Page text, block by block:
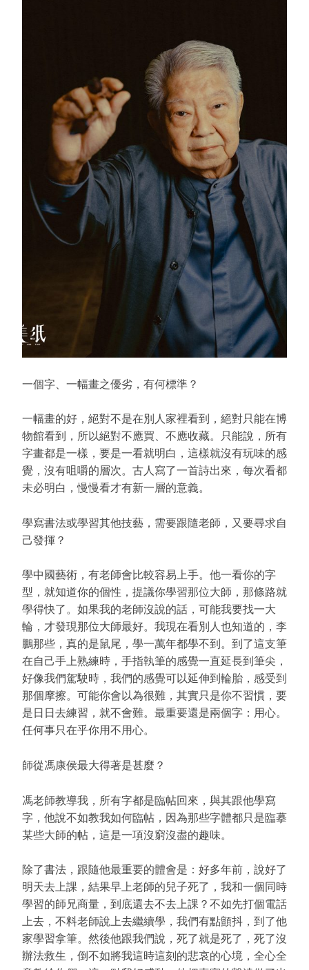
一個字、一幅畫之優劣，有何標準？
一幅畫的好，絕對不是在別人家裡看到，絕對只能在博
物館看到，所以絕對不應買、不應收藏。只能說，所有
字畫都是一樣，要是一看就明白，這樣就沒有玩味的感
覺，沒有咀嚼的層次。古人寫了一首詩出來，每次看都
未必明白，慢慢看才有新一層的意義。
學寫書法或學習其他技藝，需要跟隨老師，又要尋求自
己發揮？
學中國藝術，有老師會比較容易上手。他一看你的字
型，就知道你的個性，提議你學習那位大師，那條路就
學得快了。如果我的老師沒說的話，可能我要找一大
輪，才發現那位大師最好。我現在看別人也知道的，李
鵬那些，真的是鼠尾，學一萬年都學不到。到了這支筆
在自己手上熟練時，手指執筆的感覺一直延長到筆尖，
好像我們駕駛時，我們的感覺可以延伸到輪胎，感受到
那個摩擦。可能你會以為很難，其實只是你不習慣，要
是日日去練習，就不會難。最重要還是兩個字：用心。
任何事只在乎你用不用心。
師從馮康侯最大得著是甚麼？
馮老師教導我，所有字都是臨帖回來，與其跟他學寫
字，他說不如教我如何臨帖，因為那些字體都只是臨摹
某些大師的帖，這是一項沒窮沒盡的趣味。
除了書法，跟隨他最重要的體會是：好多年前，說好了
明天去上課，結果早上老師的兒子死了，我和一個同時
學習的師兄商量，到底還去不去上課？不如先打個電話
上去，不料老師說上去繼續學，我們有點顫抖，到了他
家學習拿筆。然後他跟我們說，死了就是死了，死了沒
辦法救生，倒不如將我這時這刻的悲哀的心境，全心全